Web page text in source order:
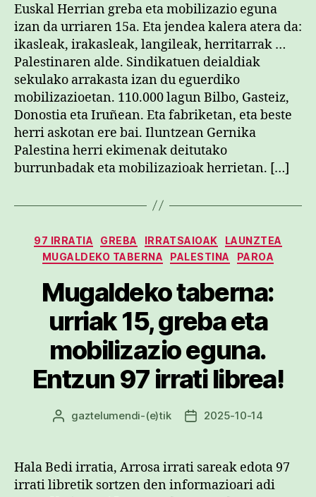
Euskal Herrian greba eta mobilizazio eguna
izan da urriaren 15a. Eta jendea kalera atera da:
ikasleak, irakasleak, langileak, herritarrak …
Palestinaren alde. Sindikatuen deialdiak
sekulako arrakasta izan du eguerdiko
mobilizazioetan. 110.000 lagun Bilbo, Gasteiz,
Donostia eta Iruñean. Eta fabriketan, eta beste
herri askotan ere bai. Iluntzean Gernika
Palestina herri ekimenak deitutako
burrunbadak eta mobilizazioak herrietan. […]
Kategoriak
97 IRRATIA GREBA IRRATSAIOAK
LAUNZTEA
MUGALDEKO TABERNA
PALESTINA PAROA
Mugaldeko taberna:
urriak 15, greba eta
mobilizazio eguna.
Entzun 97 irrati librea!
Argitalpenaren
gaztelumendi-(e)tik
Argitalpenaren
2025-10-14
Hala Bedi irratia, Arrosa irrati sareak edota 97
irrati libretik sortzen den informazioari adi